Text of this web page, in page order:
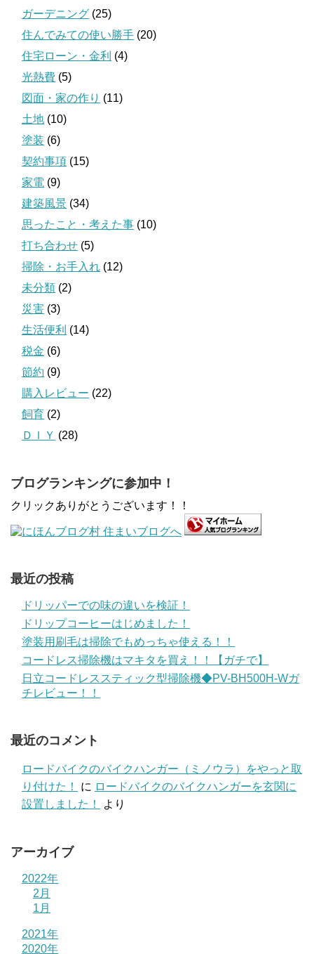
ガーデニング (25)
住んでみての使い勝手 (20)
住宅ローン・金利 (4)
光熱費 (5)
図面・家の作り (11)
土地 (10)
塗装 (6)
契約事項 (15)
家電 (9)
建築風景 (34)
思ったこと・考えた事 (10)
打ち合わせ (5)
掃除・お手入れ (12)
未分類 (2)
災害 (3)
生活便利 (14)
税金 (6)
節約 (9)
購入レビュー (22)
飼育 (2)
ＤＩＹ (28)
ブログランキングに参加中！
クリックありがとうございます！！
最近の投稿
ドリッパーでの味の違いを検証！
ドリップコーヒーはじめました！
塗装用刷毛は掃除でもめっちゃ使える！！
コードレス掃除機はマキタを買え！！【ガチで】
日立コードレススティック型掃除機◆PV-BH500H-Wガ
チレビュー！！
最近のコメント
ロードバイクのバイクハンガー（ミノウラ）をやっと取
り付けた！
に ロードバイクのバイクハンガーを玄関に
設置しました！
より
アーカイブ
2022年
2月
1月
2021年
2020年